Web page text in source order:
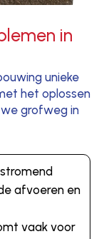
in
unieke
het oplossen
grofweg in
afvoeren en
vaak voor